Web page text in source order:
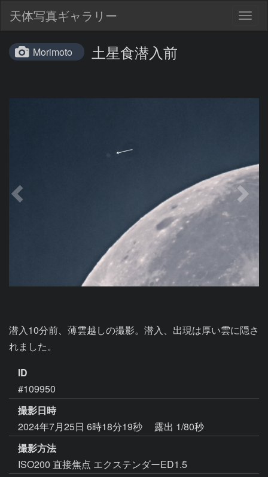
天体写真ギャラリー
Morimoto 土星食潜入前
潜入10分前、薄雲越しの撮影。潜入、出現は厚い雲に隠さ
れました。
ID
#109950
撮影日時
2024年7月25日 6時18分19秒
露出 1/80秒
撮影方法
ISO200 直接焦点 エクステンダーED1.5